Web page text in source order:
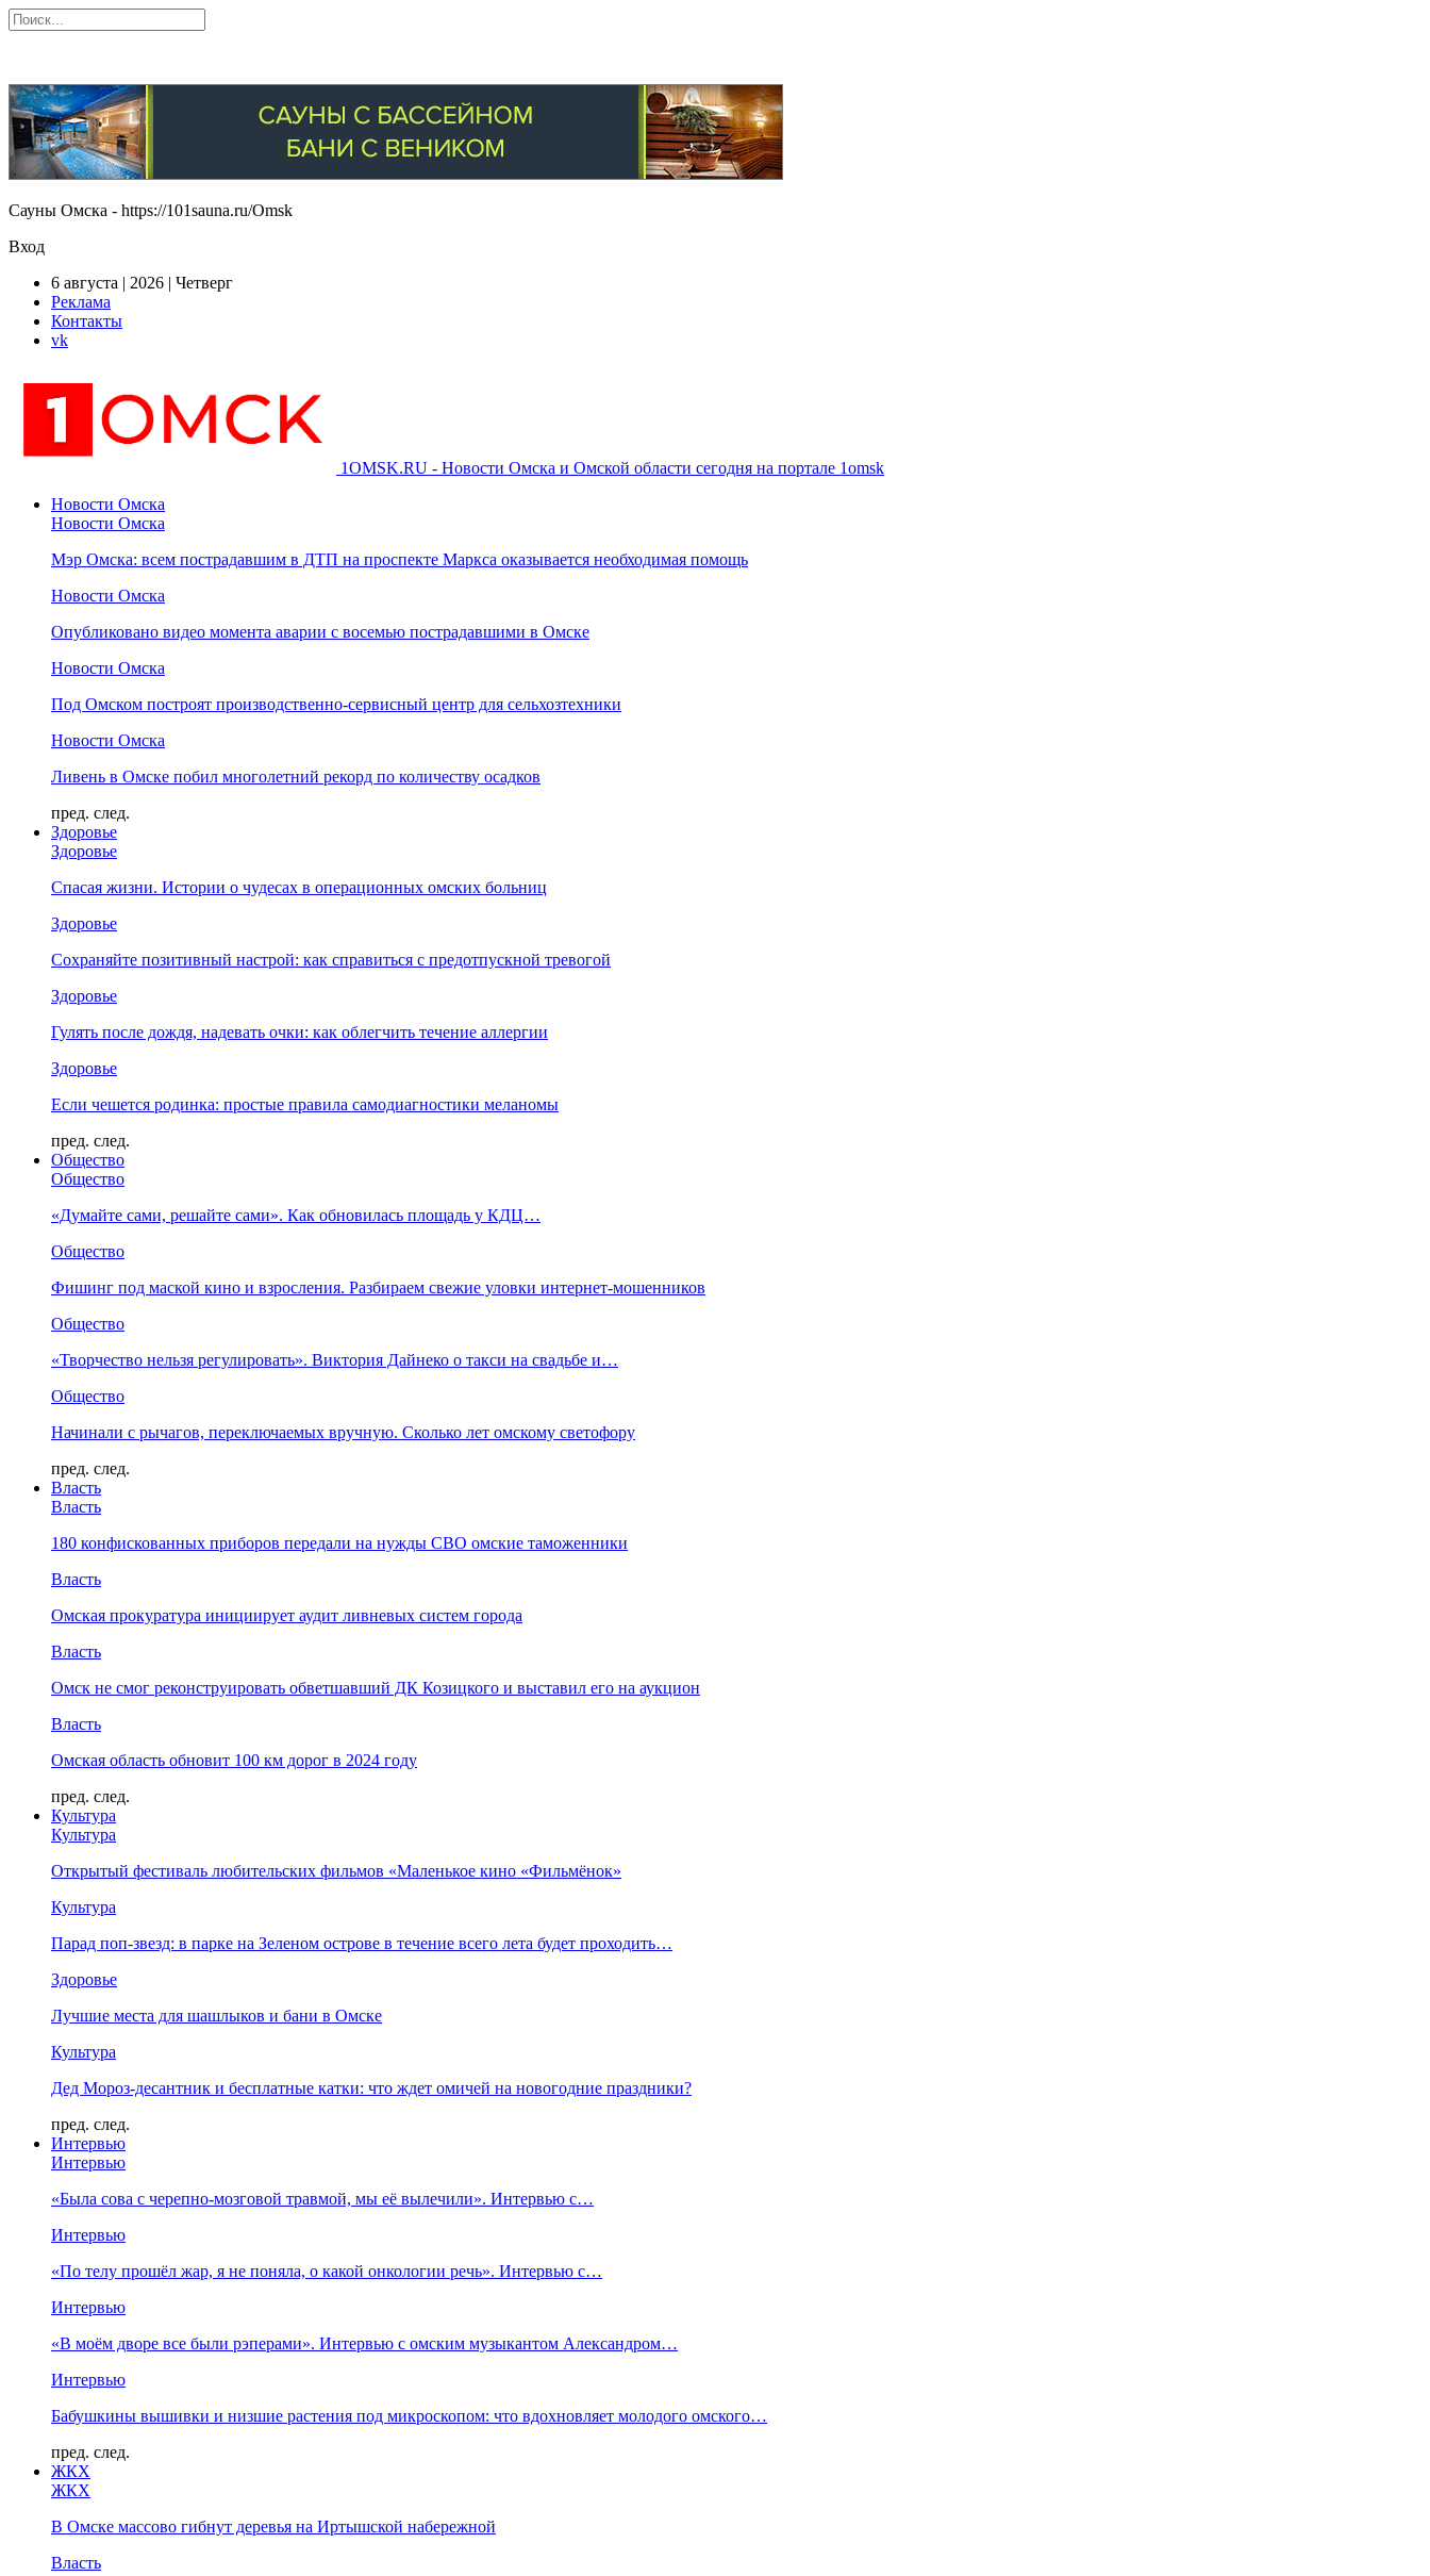
Сауны Омска - https://101sauna.ru/Omsk
Вход
6 августа | 2026 | Четверг
Реклама
Контакты
vk
1OMSK.RU - Новости Омска и Омской области сегодня на портале 1omsk
Новости Омска
Новости Омска
Мэр Омска: всем пострадавшим в ДТП на проспекте Маркса оказывается необходимая помощь
Новости Омска
Опубликовано видео момента аварии с восемью пострадавшими в Омске
Новости Омска
Под Омском построят производственно-сервисный центр для сельхозтехники
Новости Омска
Ливень в Омске побил многолетний рекорд по количеству осадков
пред. след.
Здоровье
Здоровье
Спасая жизни. Истории о чудесах в операционных омских больниц
Здоровье
Сохраняйте позитивный настрой: как справиться с предотпускной тревогой
Здоровье
Гулять после дождя, надевать очки: как облегчить течение аллергии
Здоровье
Если чешется родинка: простые правила самодиагностики меланомы
пред. след.
Общество
Общество
«Думайте сами, решайте сами». Как обновилась площадь у КДЦ…
Общество
Фишинг под маской кино и взросления. Разбираем свежие уловки интернет-мошенников
Общество
«Творчество нельзя регулировать». Виктория Дайнеко о такси на свадьбе и…
Общество
Начинали с рычагов, переключаемых вручную. Сколько лет омскому светофору
пред. след.
Власть
Власть
180 конфискованных приборов передали на нужды СВО омские таможенники
Власть
Омская прокуратура инициирует аудит ливневых систем города
Власть
Омск не смог реконструировать обветшавший ДК Козицкого и выставил его на аукцион
Власть
Омская область обновит 100 км дорог в 2024 году
пред. след.
Культура
Культура
Открытый фестиваль любительских фильмов «Маленькое кино «Фильмёнок»
Культура
Парад поп-звезд: в парке на Зеленом острове в течение всего лета будет проходить…
Здоровье
Лучшие места для шашлыков и бани в Омске
Культура
Дед Мороз-десантник и бесплатные катки: что ждет омичей на новогодние праздники?
пред. след.
Интервью
Интервью
«Была сова с черепно-мозговой травмой, мы её вылечили». Интервью с…
Интервью
«По телу прошёл жар, я не поняла, о какой онкологии речь». Интервью с…
Интервью
«В моём дворе все были рэперами». Интервью с омским музыкантом Александром…
Интервью
Бабушкины вышивки и низшие растения под микроскопом: что вдохновляет молодого омского…
пред. след.
ЖКХ
ЖКХ
В Омске массово гибнут деревья на Иртышской набережной
Власть